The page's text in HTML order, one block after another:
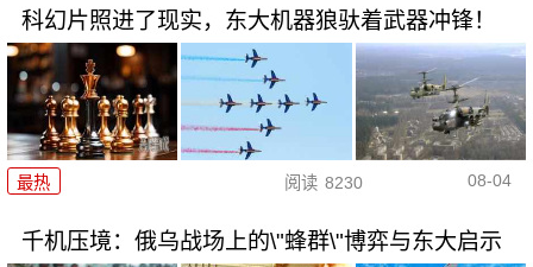
科幻片照进了现实，东大机器狼驮着武器冲锋！
最热 阅读 8230 08-04
千机压境：俄乌战场上的\"蜂群\"博弈与东大启示